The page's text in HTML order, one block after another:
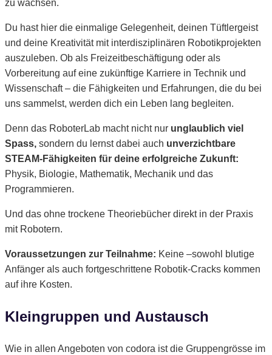
zu wachsen.
Du hast hier die einmalige Gelegenheit, deinen Tüftlergeist
und deine Kreativität mit interdisziplinären Robotikprojekten
auszuleben. Ob als Freizeitbeschäftigung oder als
Vorbereitung auf eine zukünftige Karriere in Technik und
Wissenschaft – die Fähigkeiten und Erfahrungen, die du bei
uns sammelst, werden dich ein Leben lang begleiten.
Denn das RoboterLab macht nicht nur unglaublich viel
Spass, sondern du lernst dabei auch unverzichtbare
STEAM-Fähigkeiten für deine erfolgreiche Zukunft:
Physik, Biologie, Mathematik, Mechanik und das
Programmieren.
Und das ohne trockene Theoriebücher direkt in der Praxis
mit Robotern.
Voraussetzungen zur Teilnahme: Keine –sowohl blutige
Anfänger als auch fortgeschrittene Robotik-Cracks kommen
auf ihre Kosten.
Kleingruppen und Austausch
Wie in allen Angeboten von codora ist die Gruppengrösse im